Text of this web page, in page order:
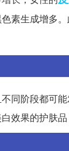
素生成增多
同阶段都可
效果的护肤